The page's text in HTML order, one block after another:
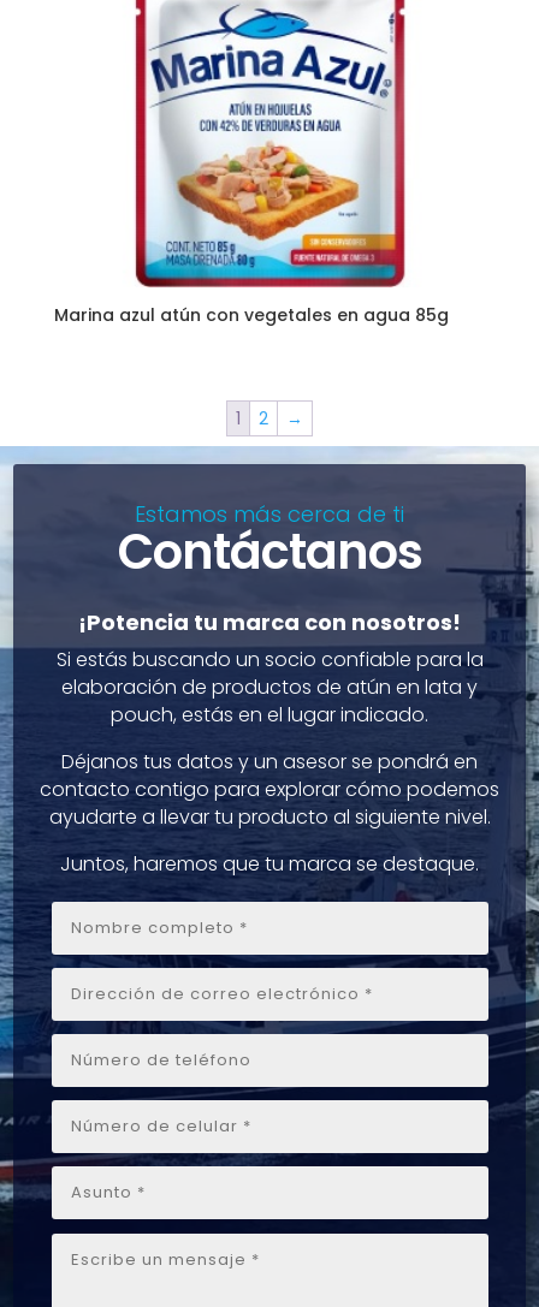
Marina azul atún con vegetales en agua 85g
1 2 →
Estamos más cerca de ti
Contáctanos
¡Potencia tu marca con nosotros!
Si estás buscando un socio confiable para la
elaboración de productos de atún en lata y
pouch, estás en el lugar indicado.
Déjanos tus datos y un asesor se pondrá en
contacto contigo para explorar cómo podemos
ayudarte a llevar tu producto al siguiente nivel.
Juntos, haremos que tu marca se destaque.